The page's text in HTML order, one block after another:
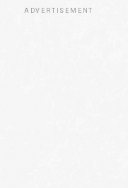
ADVERTISEMENT